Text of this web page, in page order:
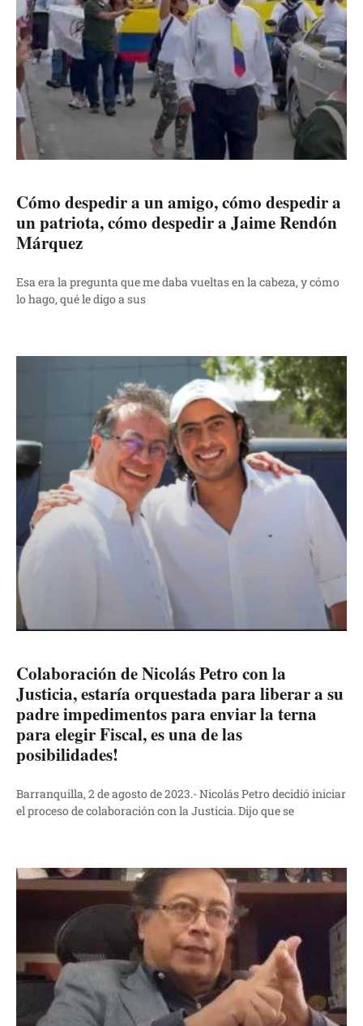
Cómo despedir a un amigo, cómo despedir a
un patriota, cómo despedir a Jaime Rendón
Márquez
Esa era la pregunta que me daba vueltas en la cabeza, y cómo
lo hago, qué le digo a sus
Colaboración de Nicolás Petro con la
Justicia, estaría orquestada para liberar a su
padre impedimentos para enviar la terna
para elegir Fiscal, es una de las
posibilidades!
Barranquilla, 2 de agosto de 2023.- Nicolás Petro decidió iniciar
el proceso de colaboración con la Justicia. Dijo que se